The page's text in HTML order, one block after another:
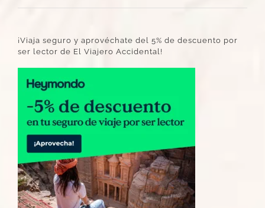
¡Viaja seguro y aprovéchate del 5% de descuento por
ser lector de El Viajero Accidental!